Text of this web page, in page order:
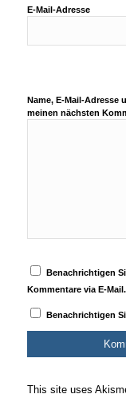
E-Mail-Adresse
Name, E-Mail-Adresse
meinen nächsten
Benachrichtigen
Kommentare via E-Mail.
Benachrichtigen
This site uses